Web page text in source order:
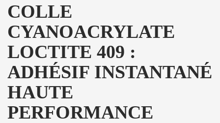
COLLE
CYANOACRYLATE
LOCTITE 409 :
ADHÉSIF INSTANTANÉ
HAUTE
PERFORMANCE